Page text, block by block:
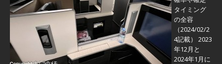
タイミング
の全容
（2024/02/2
4記載） 2023
年12月と
2024年1月に